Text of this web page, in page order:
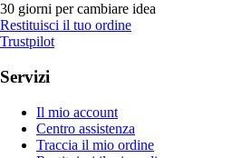
30 giorni per cambiare idea
Restituisci il tuo ordine
Trustpilot
Servizi
Il mio account
Centro assistenza
Traccia il mio ordine